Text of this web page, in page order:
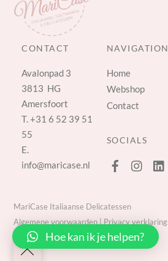
CONTACT
Avalonpad 3
3813 HG
Amersfoort
T.+31 6 52 39 51
55
E.
info@maricase.nl
NAVIGATION
Home
Webshop
Contact
SOCIALS
Back
MariCase Italiaanse Delicatessen
Algemene voorwaarden
Privacy verklaring
Hoe kan ik je helpen?